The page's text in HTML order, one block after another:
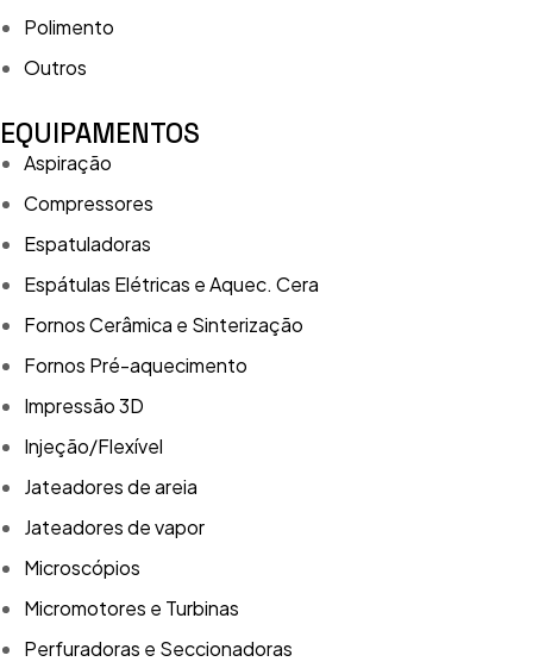
Polimento
Outros
EQUIPAMENTOS
Aspiração
Compressores
Espatuladoras
Espátulas Elétricas e Aquec. Cera
Fornos Cerâmica e Sinterização
Fornos Pré-aquecimento
Impressão 3D
Injeção/Flexível
Jateadores de areia
Jateadores de vapor
Microscópios
Micromotores e Turbinas
Perfuradoras e Seccionadoras